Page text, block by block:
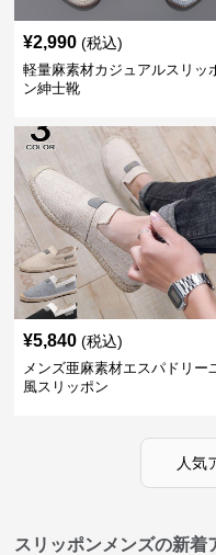
¥2,990 (税込)
軽量麻素材カジュアルスリッ
ン紳士靴
¥5,840 (税込)
メンズ亜麻素材エスパドリー
風スリッポン
人気
スリッポンメンズの新着